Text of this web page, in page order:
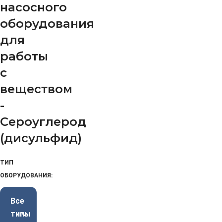
насосного
оборудования
для
работы
с
веществом
-
Сероуглерод
(дисульфид)
ТИП
ОБОРУДОВАНИЯ:
Все
типы